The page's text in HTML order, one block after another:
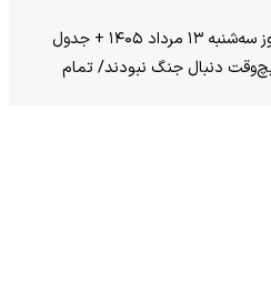
۱۴۰۵ + جدول
دنبال جنگ نبودند/ تمام